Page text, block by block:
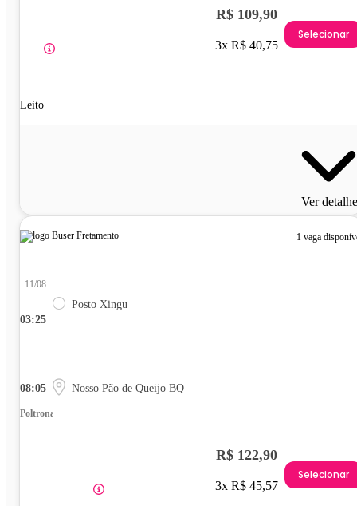
Leito
R$ 109,90
3x R$ 40,75
Selecionar
Ver
1 vaga
03:25
11/08
Posto Xingu
08:05 Nosso Pão de Queijo BQ
Poltrona
R$ 122,90
3x R$ 45,57
Selecionar